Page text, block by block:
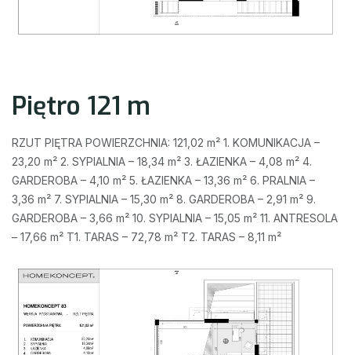
Piętro 121 m
RZUT PIĘTRA POWIERZCHNIA: 121,02 m² 1. KOMUNIKACJA –
23,20 m² 2. SYPIALNIA – 18,34 m² 3. ŁAZIENKA – 4,08 m² 4.
GARDEROBA – 4,10 m² 5. ŁAZIENKA – 13,36 m² 6. PRALNIA –
3,36 m² 7. SYPIALNIA – 15,30 m² 8. GARDEROBA – 2,91 m² 9.
GARDEROBA – 3,66 m² 10. SYPIALNIA – 15,05 m² 11. ANTRESOLA
– 17,66 m² T1. TARAS – 72,78 m² T2. TARAS – 8,11 m²